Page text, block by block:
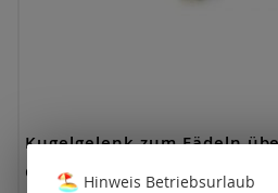
Kugelgelenk zum Fädeln
Gold
Hinweis Betriebsurlaub